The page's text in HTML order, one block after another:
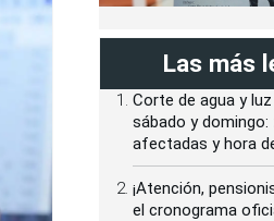
Las más
Corte de agua y
sábado y domingo:
afectadas y hora
¡Atención,
el cronograma